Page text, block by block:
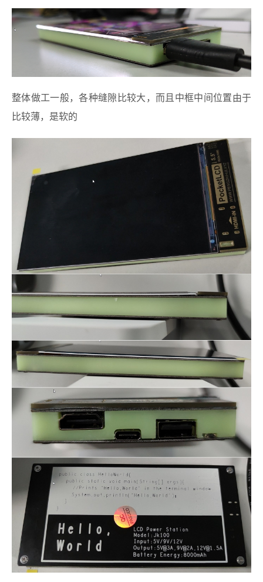
整体做工一般，各种缝隙比较大，而且中框中间位置由于
比较薄，是软的